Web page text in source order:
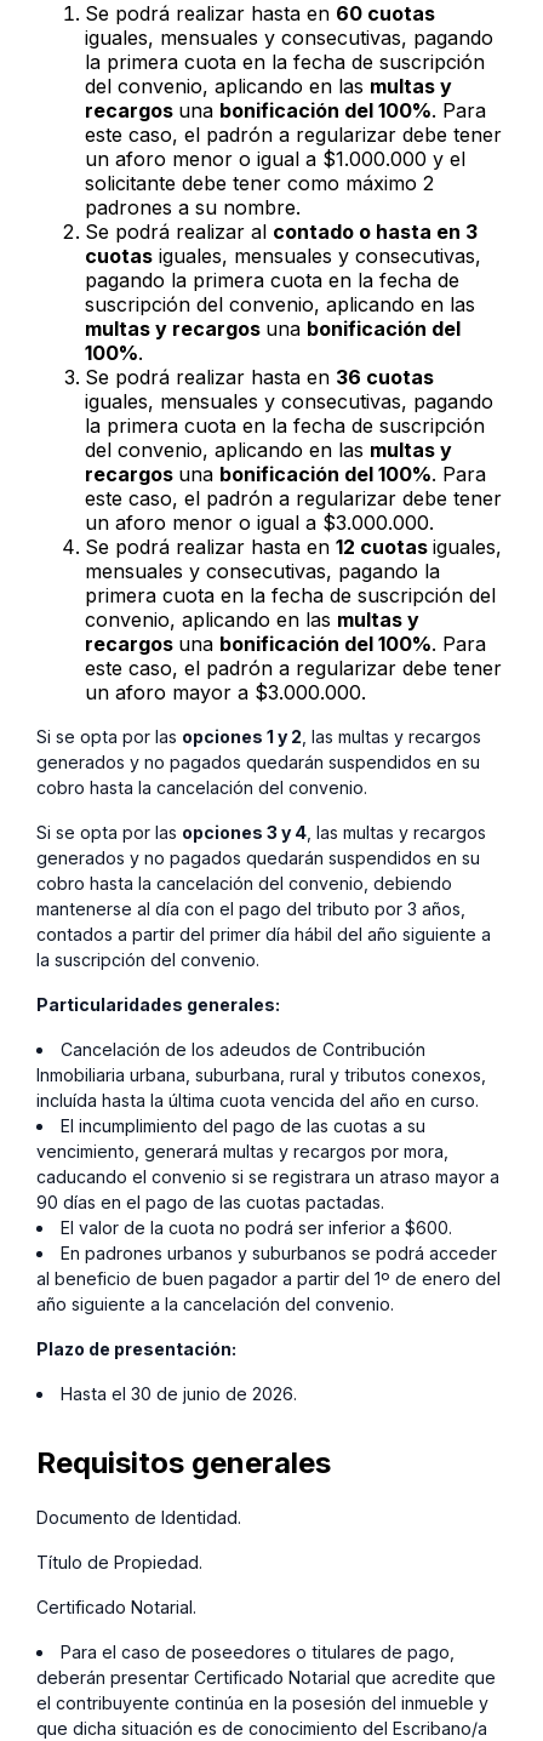
Se podrá realizar hasta en 60 cuotas
iguales, mensuales y consecutivas, pagando
la primera cuota en la fecha de suscripción
del convenio, aplicando en las multas y
recargos una bonificación del 100%. Para
este caso, el padrón a regularizar debe tener
un aforo menor o igual a $1.000.000 y el
solicitante debe tener como máximo 2
padrones a su nombre.
Se podrá realizar al contado o hasta en 3
cuotas iguales, mensuales y consecutivas,
pagando la primera cuota en la fecha de
suscripción del convenio, aplicando en las
multas y recargos una bonificación del
100%.
Se podrá realizar hasta en 36 cuotas
iguales, mensuales y consecutivas, pagando
la primera cuota en la fecha de suscripción
del convenio, aplicando en las multas y
recargos una bonificación del 100%. Para
este caso, el padrón a regularizar debe tener
un aforo menor o igual a $3.000.000.
Se podrá realizar hasta en 12 cuotas iguales,
mensuales y consecutivas, pagando la
primera cuota en la fecha de suscripción del
convenio, aplicando en las multas y
recargos una bonificación del 100%. Para
este caso, el padrón a regularizar debe tener
un aforo mayor a $3.000.000.
Si se opta por las opciones 1 y 2 , las multas y recargos
generados y no pagados quedarán suspendidos en su
cobro hasta la cancelación del convenio.
Si se opta por las opciones 3 y 4 , las multas y recargos
generados y no pagados quedarán suspendidos en su
cobro hasta la cancelación del convenio, debiendo
mantenerse al día con el pago del tributo por 3 años,
contados a partir del primer día hábil del año siguiente a
la suscripción del convenio.
Particularidades generales:
Cancelación de los adeudos de Contribución
Inmobiliaria urbana, suburbana, rural y tributos conexos,
incluída hasta la última cuota vencida del año en curso.
El incumplimiento del pago de las cuotas a su
vencimiento, generará multas y recargos por mora,
caducando el convenio si se registrara un atraso mayor a
90 días en el pago de las cuotas pactadas.
El valor de la cuota no podrá ser inferior a $600.
En padrones urbanos y suburbanos se podrá acceder
al beneficio de buen pagador a partir del 1º de enero del
año siguiente a la cancelación del convenio.
Plazo de presentación:
Hasta el 30 de junio de 2026.
Requisitos generales
Documento de Identidad.
Título de Propiedad.
Certificado Notarial.
Para el caso de poseedores o titulares de pago,
deberán presentar Certificado Notarial que acredite que
el contribuyente continúa en la posesión del inmueble y
que dicha situación es de conocimiento del Escribano/a